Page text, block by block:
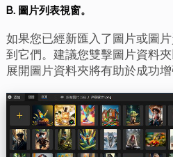
B. 圖片列表視窗。
如果您已經新匯入了圖片或圖
到它們。建議您雙擊圖片資料
展開圖片資料夾將有助於成功增